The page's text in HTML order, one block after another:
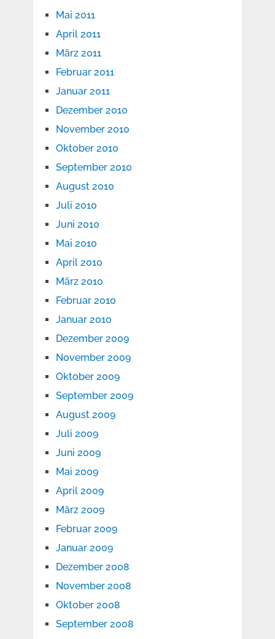
Mai 2011
April 2011
März 2011
Februar 2011
Januar 2011
Dezember 2010
November 2010
Oktober 2010
September 2010
August 2010
Juli 2010
Juni 2010
Mai 2010
April 2010
März 2010
Februar 2010
Januar 2010
Dezember 2009
November 2009
Oktober 2009
September 2009
August 2009
Juli 2009
Juni 2009
Mai 2009
April 2009
März 2009
Februar 2009
Januar 2009
Dezember 2008
November 2008
Oktober 2008
September 2008